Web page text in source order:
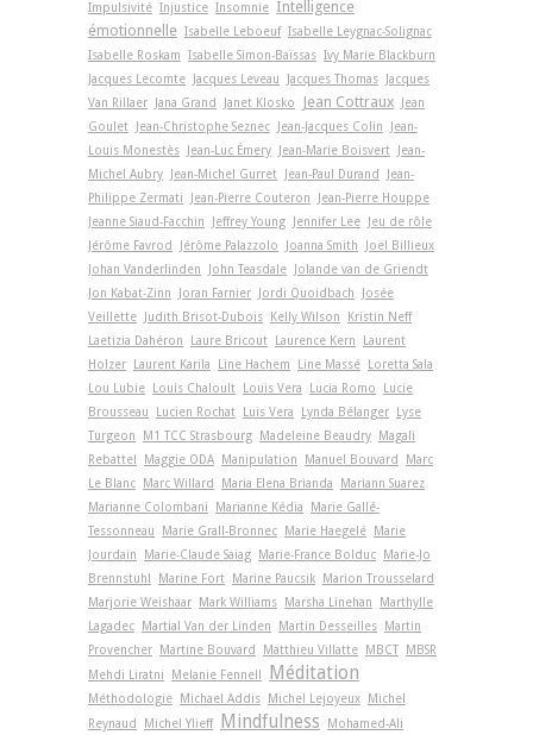
Impulsivité Injustice Insomnie Intelligence
émotionnelle Isabelle Leboeuf Isabelle Leygnac-Solignac
Isabelle Roskam Isabelle Simon-Baïssas Ivy Marie Blackburn
Jacques Lecomte
Jacques Leveau Jacques Thomas
Jacques
Van Rillaer
Jana Grand Janet Klosko Jean Cottraux
Jean
Goulet
Jean-Christophe Seznec Jean-Jacques Colin
Jean-
Louis Monestès
Jean-Luc Émery Jean-Marie Boisvert
Jean-
Michel Aubry
Jean-Michel Gurret Jean-Paul Durand
Jean-
Philippe Zermati
Jean-Pierre Couteron
Jean-Pierre Houppe
Jeanne Siaud-Facchin
Jeffrey Young Jennifer Lee
Jeu de rôle
Jérôme Favrod
Jérôme Palazzolo Joanna Smith
Joël Billieux
Johan Vanderlinden
John Teasdale
Jolande van de Griendt
Jon Kabat-Zinn
Joran Farnier Jordi Quoidbach
Josée
Veillette
Judith Brisot-Dubois Kelly Wilson
Kristin Neff
Laetizia Dahéron
Laure Bricout Laurence Kern
Laurent
Holzer
Laurent Karila Line Hachem Line Massé
Loretta Sala
Lou Lubie
Louis Chaloult Louis Vera Lucia Romo
Lucie
Brousseau
Lucien Rochat Luis Vera Lynda Bélanger
Lyse
Turgeon
M1 TCC Strasbourg Madeleine Beaudry
Magali
Rebattel
Maggie ODA Manipulation Manuel Bouvard
Marc
Le Blanc
Marc Willard Maria Elena Brianda
Mariann Suarez
Marianne Colombani
Marianne Kédia
Marie Gallé-
Tessonneau
Marie Grall-Bronnec Marie Haegelé
Marie
Jourdain
Marie-Claude Saiag Marie-France Bolduc
Marie-Jo
Brennstuhl
Marine Fort Marine Paucsik
Marion Trousselard
Marjorie Weishaar
Mark Williams Marsha Linehan
Marthylle
Lagadec
Martial Van der Linden Martin Desseilles
Martin
Provencher
Martine Bouvard Matthieu Villatte MBCT
MBSR
Mehdi Liratni
Melanie Fennell Méditation
Méthodologie Michael Addis Michel Lejoyeux
Michel
Reynaud
Michel Ylieff Mindfulness
Mohamed-Ali